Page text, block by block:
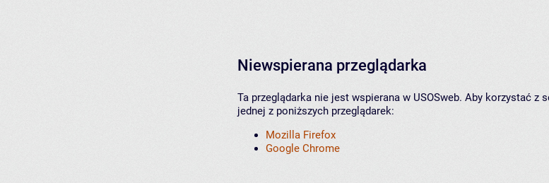
Niewspierana przeglądarka
Ta przeglądarka nie jest wspierana w USOSweb. Aby korzystać z
jednej z poniższych przeglądarek:
Mozilla Firefox
Google Chrome